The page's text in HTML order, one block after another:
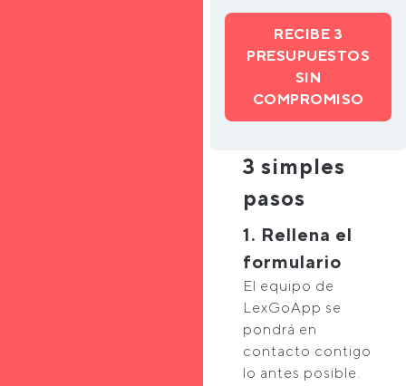
RECIBE 3
PRESUPUESTOS
SIN
COMPROMISO
3 simples
pasos
1. Rellena el
formulario
El equipo de
LexGoApp se
pondrá en
contacto contigo
lo antes posible.